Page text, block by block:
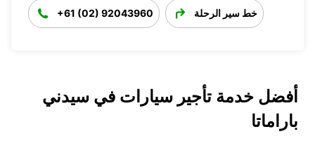
+61 (02) 92043960 خط سير الرحلة
أفضل خدمة تأجير سيارات في سيدني
باراماتا